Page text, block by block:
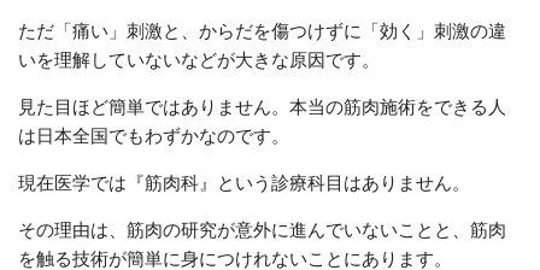
ただ「痛い」刺激と、からだを傷つけずに「効く」刺激の違
いを理解していないなどが大きな原因です。
見た目ほど簡単ではありません。本当の筋肉施術をできる人
は日本全国でもわずかなのです。
現在医学では『筋肉科』という診療科目はありません。
その理由は、筋肉の研究が意外に進んでいないことと、筋肉
を触る技術が簡単に身につけれないことにあります。